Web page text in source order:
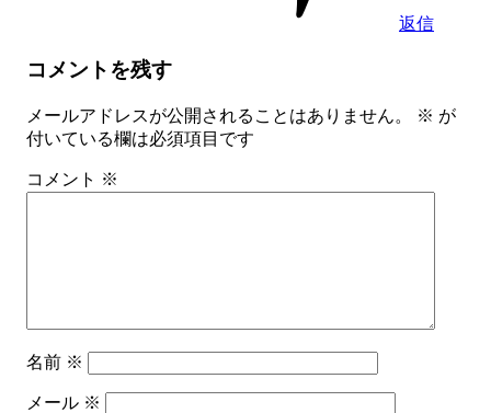
返信
コメントを残す
メールアドレスが公開されることはありません。 ※ が
付いている欄は必須項目です
コメント ※
名前 ※
メール ※